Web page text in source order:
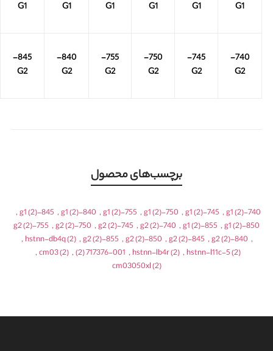
G1
G1
G1
G1
G1
G1
740-
G2
745-
G2
750-
G2
755-
G2
840-
G2
845-
G2
برچسب‌های محصول
740-g1
(2)
,
745-g1
(2)
,
750-g1
(2)
,
755-g1
(2)
,
840-g1
(2)
,
845-g1
(2)
,
850-g1
(2)
,
855-g1
(2)
,
740-g2
(2)
,
745-g2
(2)
,
750-g2
(2)
,
755-g2
(2)
,
840-g2
(2)
,
845-g2
(2)
,
850-g2
(2)
,
855-g2
(2)
,
hstnn-db4q(2)
,
hstnn-l11c-5(2)
,
hstnn-lb4r(2)
,
717376-001
(2)
,
cm03(2)
,
cm03050xl(2)